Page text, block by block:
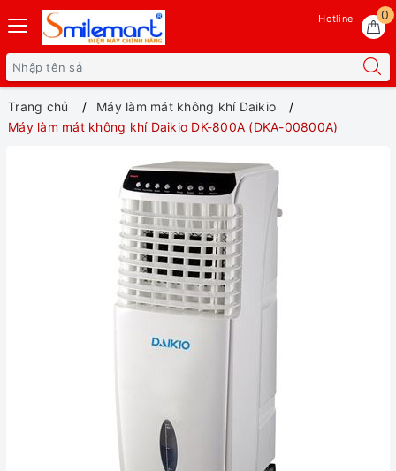
0
Hotline
Trang chủ
Máy làm mát không khí Daikio
Máy làm mát không khí Daikio DK-800A (DKA-00800A)